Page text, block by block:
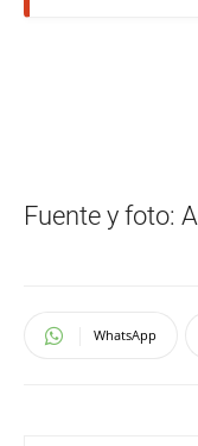
Fuente y foto:
WhatsApp